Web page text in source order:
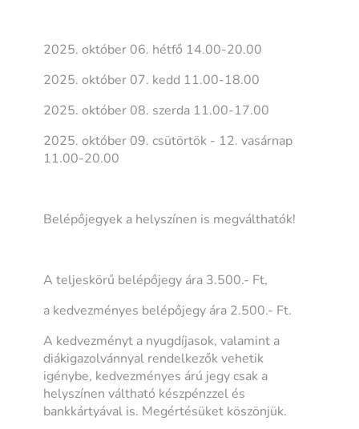
2025. október 06. hétfő 14.00-20.00
2025. október 07. kedd 11.00-18.00
2025. október 08. szerda 11.00-17.00
2025. október 09. csütörtök - 12. vasárnap
11.00-20.00
Belépőjegyek a helyszínen is megválthatók!
A teljeskörű belépőjegy ára 3.500.- Ft,
a kedvezményes belépőjegy ára 2.500.- Ft.
A kedvezményt a nyugdíjasok, valamint a
diákigazolvánnyal rendelkezők vehetik
igénybe, kedvezményes árú jegy csak a
helyszínen váltható készpénzzel és
bankkártyával is. Megértésüket köszönjük.